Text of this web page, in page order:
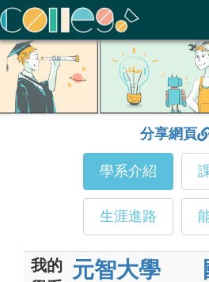
ColleGo! 大學選才與高中育才輔助系統
分享網頁
學系介紹
生涯進路
我的
元智大學